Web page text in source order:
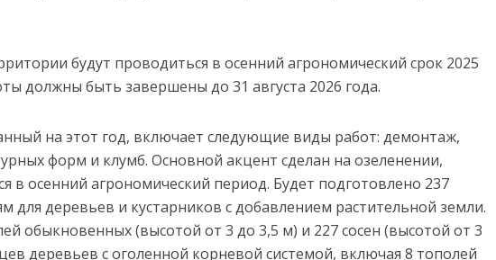
будут проводиться в осенний агрономический срок 2025
должны быть завершены до 31 августа 2026 года.
на этот год, включает следующие виды работ: демонтаж,
форм и клумб. Основной акцент сделан на озеленении,
в осенний агрономический период. Будет подготовлено 237
для деревьев и кустарников с добавлением растительной земли.
обыкновенных (высотой от 3 до 3,5 м) и 227 сосен (высотой от 3
деревьев с оголенной корневой системой, включая 8 тополей